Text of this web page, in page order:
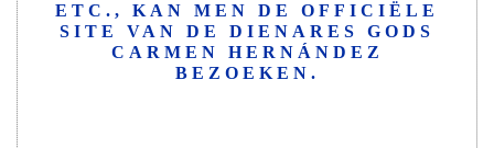
ETC., KAN MEN DE OFFICIËLE
SITE VAN DE DIENARES GODS
CARMEN HERNÁNDEZ
BEZOEKEN.